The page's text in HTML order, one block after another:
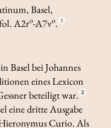
, Basel,
A2ro-A7vo. 1
Basel bei Johannes
einesLexicon
beteiligt war. 2
eine dritte Ausgabe
Curio. Als